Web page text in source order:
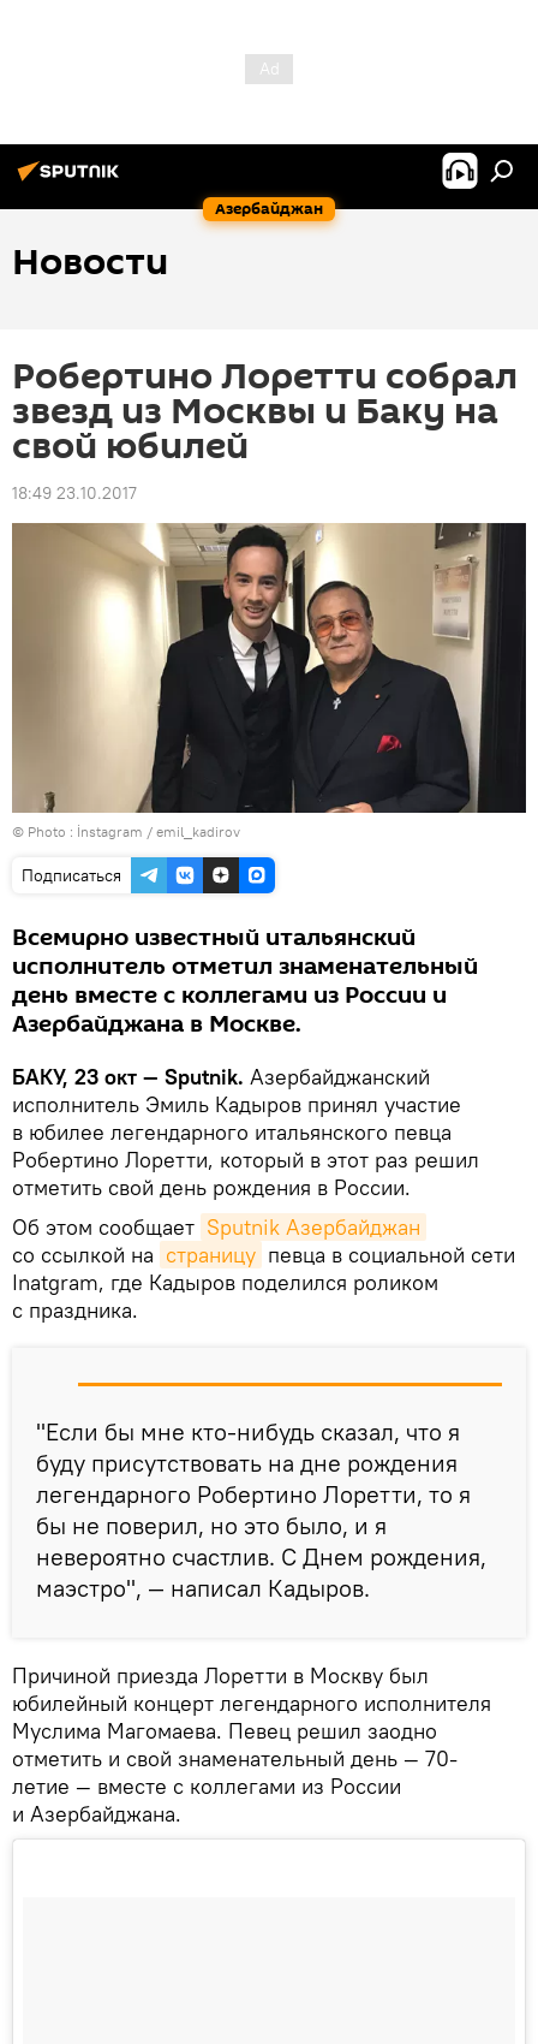
Азербайджан
Новости
Робертино Лоретти собрал
звезд из Москвы и Баку на
свой юбилей
18:49 23.10.2017
© Photo : İnstagram / emil_kadirov
Подписаться
Всемирно известный итальянский
исполнитель отметил знаменательный
день вместе с коллегами из России и
Азербайджана в Москве.
БАКУ, 23 окт — Sputnik. Азербайджанский
исполнитель Эмиль Кадыров принял участие
в юбилее легендарного итальянского певца
Робертино Лоретти, который в этот раз решил
отметить свой день рождения в России.
Об этом сообщает Sputnik Азербайджан
со ссылкой на страницу певца в социальной сети
Inatgram, где Кадыров поделился роликом
с праздника.
"Если бы мне кто-нибудь сказал, что я
буду присутствовать на дне рождения
легендарного Робертино Лоретти, то я
бы не поверил, но это было, и я
невероятно счастлив. С Днем рождения,
маэстро", — написал Кадыров.
Причиной приезда Лоретти в Москву был
юбилейный концерт легендарного исполнителя
Муслима Магомаева. Певец решил заодно
отметить и свой знаменательный день — 70-
летие — вместе с коллегами из России
и Азербайджана.